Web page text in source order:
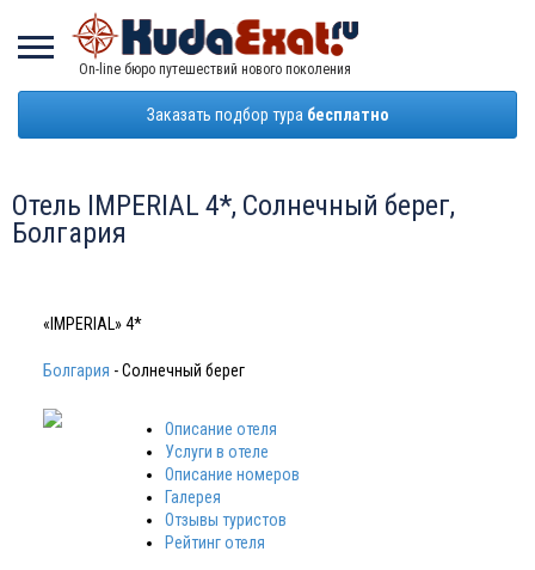
On-line бюро путешествий нового поколения
Заказать подбор тура бесплатно
Отель IMPERIAL 4*, Солнечный берег,
Болгария
«IMPERIAL» 4*
Болгария - Солнечный берег
Описание отеля
Услуги в отеле
Описание номеров
Галерея
Отзывы туристов
Рейтинг отеля